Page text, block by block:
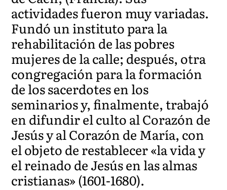
actividades fueron muy variadas.
Fundó un instituto para la
rehabilitación de las pobres
mujeres de la calle; después, otra
congregación para la formación
de los sacerdotes en los
seminarios y, finalmente, trabajó
en difundir el culto al Corazón de
Jesús y al Corazón de María, con
el objeto de restablecer «la vida y
el reinado de Jesús en las almas
cristianas» (1601-1680).